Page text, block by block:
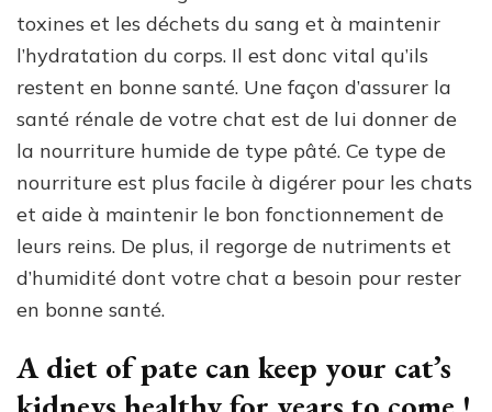
toxines et les déchets du sang et à maintenir
l’hydratation du corps. Il est donc vital qu’ils
restent en bonne santé. Une façon d’assurer la
santé rénale de votre chat est de lui donner de
la nourriture humide de type pâté. Ce type de
nourriture est plus facile à digérer pour les chats
et aide à maintenir le bon fonctionnement de
leurs reins. De plus, il regorge de nutriments et
d’humidité dont votre chat a besoin pour rester
en bonne santé.
A diet of pate can keep your cat’s